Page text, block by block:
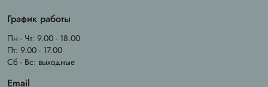
График работы
Пн - Чт: 9.00 - 18.00
Пт: 9.00 - 17.00
Сб - Вс: выходные
Email